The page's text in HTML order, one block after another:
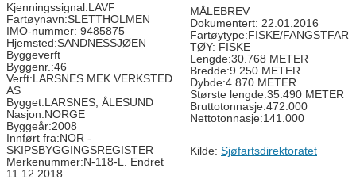
Kjenningssignal:LAVF
Fartøynavn:SLETTHOLMEN
IMO-nummer: 9485875
Hjemsted:SANDNESSJØEN
Byggeverft
Byggenr.:46
Verft:LARSNES MEK VERKSTED
AS
Bygget:LARSNES, ÅLESUND
Nasjon:NORGE
Byggeår:2008
Innført fra:NOR -
SKIPSBYGGINGSREGISTER
Merkenummer:N-118-L. Endret
11.12.2018
MÅLEBREV
Dokumentert: 22.01.2016
Fartøytype:FISKE/FANGSTFAR
TØY: FISKE
Lengde:30.768 METER
Bredde:9.250 METER
Dybde:4.870 METER
Største lengde:35.490 METER
Bruttotonnasje:472.000
Nettotonnasje:141.000
Kilde: Sjøfartsdirektoratet